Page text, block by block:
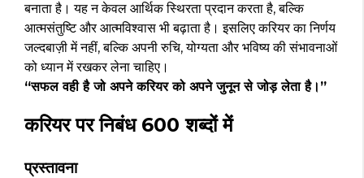
बनाता है। यह न केवल आर्थिक स्थिरता प्रदान करता है, बल्कि
आत्मसंतुष्टि और आत्मविश्वास भी बढ़ाता है। इसलिए करियर का निर्णय
जल्दबाज़ी में नहीं, बल्कि अपनी रुचि, योग्यता और भविष्य की संभावनाओं
को ध्यान में रखकर लेना चाहिए।
“सफल वही है जो अपने करियर को अपने जुनून से जोड़ लेता है।”
करियर पर निबंध 600 शब्दों में
प्रस्तावना